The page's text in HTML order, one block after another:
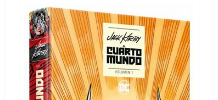
Astrocity:
Cosas
del
pasado